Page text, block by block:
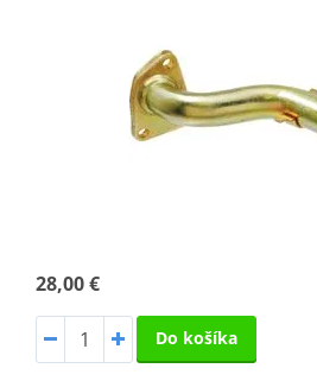
28,00 €
Do košíka